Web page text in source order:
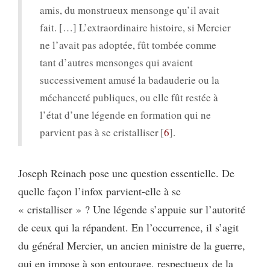
amis, du monstrueux mensonge qu’il avait
fait. […] L’extraordinaire histoire, si Mercier
ne l’avait pas adoptée, fût tombée comme
tant d’autres mensonges qui avaient
successivement amusé la badauderie ou la
méchanceté publiques, ou elle fût restée à
l’état d’une légende en formation qui ne
parvient pas à se cristalliser 6 .
Joseph Reinach pose une question essentielle. De
quelle façon l’infox parvient-elle à se
« cristalliser » ? Une légende s’appuie sur l’autorité
de ceux qui la répandent. En l’occurrence, il s’agit
du général Mercier, un ancien ministre de la guerre,
qui en impose à son entourage, respectueux de la